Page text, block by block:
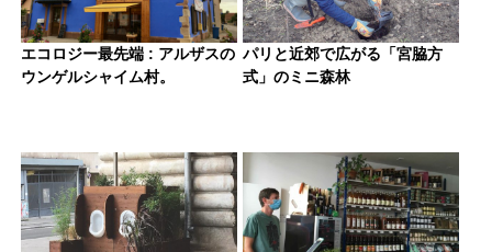
エコロジー最先端 : アルザスの
ウンゲルシャイム村。
パリと近郊で広がる「宮脇方
式」のミニ森林